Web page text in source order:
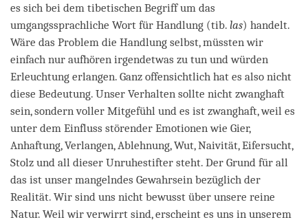
es sich bei dem tibetischen Begriff um das
umgangssprachliche Wort für Handlung (tib. las) handelt.
Wäre das Problem die Handlung selbst, müssten wir
einfach nur aufhören irgendetwas zu tun und würden
Erleuchtung erlangen. Ganz offensichtlich hat es also nicht
diese Bedeutung. Unser Verhalten sollte nicht zwanghaft
sein, sondern voller Mitgefühl und es ist zwanghaft, weil es
unter dem Einfluss störender Emotionen wie Gier,
Anhaftung, Verlangen, Ablehnung, Wut, Naivität, Eifersucht,
Stolz und all dieser Unruhestifter steht. Der Grund für all
das ist unser mangelndes Gewahrsein bezüglich der
Realität. Wir sind uns nicht bewusst über unsere reine
Natur. Weil wir verwirrt sind, erscheint es uns in unserem